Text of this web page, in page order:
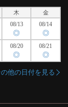
木
金
08/13
◎
08/14
◎
08/20
◎
08/21
◎
の他の日付を見る